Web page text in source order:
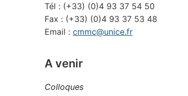
Tél : (+33) (0)4 93 37 54 50
Fax : (+33) (0)4 93 37 53 48
Email : cmmc@unice.fr
A venir
Colloques